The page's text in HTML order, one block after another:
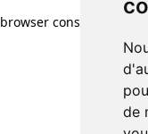
de
browser console for